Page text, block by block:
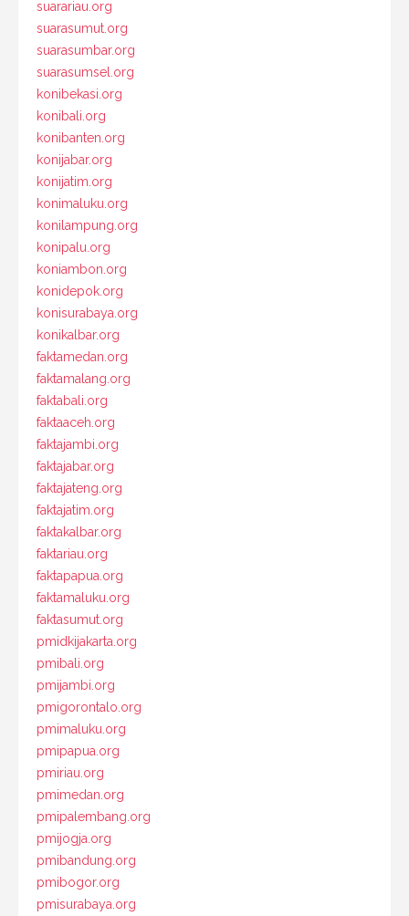
suarariau.org
suarasumut.org
suarasumbar.org
suarasumsel.org
konibekasi.org
konibali.org
konibanten.org
konijabar.org
konijatim.org
konimaluku.org
konilampung.org
konipalu.org
koniambon.org
konidepok.org
konisurabaya.org
konikalbar.org
faktamedan.org
faktamalang.org
faktabali.org
faktaaceh.org
faktajambi.org
faktajabar.org
faktajateng.org
faktajatim.org
faktakalbar.org
faktariau.org
faktapapua.org
faktamaluku.org
faktasumut.org
pmidkijakarta.org
pmibali.org
pmijambi.org
pmigorontalo.org
pmimaluku.org
pmipapua.org
pmiriau.org
pmimedan.org
pmipalembang.org
pmijogja.org
pmibandung.org
pmibogor.org
pmisurabaya.org